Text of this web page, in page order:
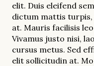
elit. Duis eleifend
dictum mattis
at. Mauris facilisis
Vivamus justo nisi,
cursus metus. Sed
elit sollicitudin at.